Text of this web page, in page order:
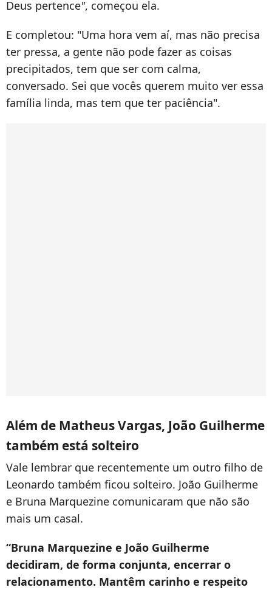
Deus pertence", começou ela.
E completou: "Uma hora vem aí, mas não precisa
ter pressa, a gente não pode fazer as coisas
precipitados, tem que ser com calma,
conversado. Sei que vocês querem muito ver essa
família linda, mas tem que ter paciência".
Além de Matheus Vargas, João Guilherme
também está solteiro
Vale lembrar que recentemente um outro filho de
Leonardo também ficou solteiro. João Guilherme
e Bruna Marquezine comunicaram que não são
mais um casal.
“Bruna Marquezine e João Guilherme
decidiram, de forma conjunta, encerrar o
relacionamento. Mantêm carinho e respeito